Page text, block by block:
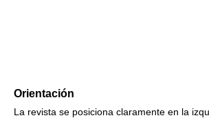
Orientación
La revista se posiciona claramente en la